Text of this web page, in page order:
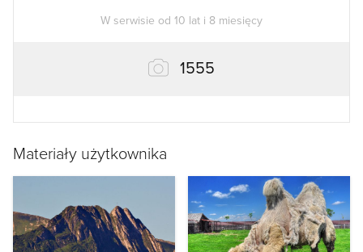
W serwisie od 10 lat i 8 miesięcy
1555zdjęć
Materiały użytkownika